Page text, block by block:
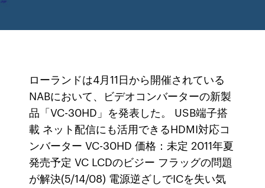
ローランドは4月11日から開催されている
NABにおいて、ビデオコンバーターの新製
品「VC-30HD」を発表した。 USB端子搭
載 ネット配信にも活用できるHDMI対応コ
ンバーター VC-30HD 価格：未定 2011年夏
発売予定 VC LCDのビジー フラッグの問題
が解決(5/14/08) 電源逆ざしでICを失い気